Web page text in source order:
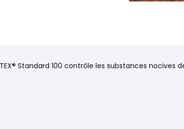
Standard 100 contrôle les substances